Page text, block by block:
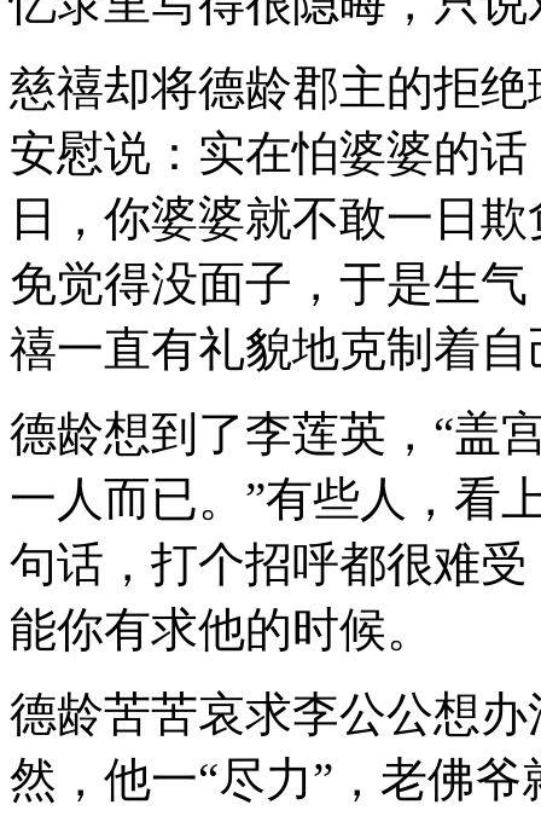
慈禧却将德龄郡主的拒
安慰说：实在怕婆婆的
日，你婆婆就不敢一日
免觉得没面子，于是生
禧一直有礼貌地克制着
德龄想到了李莲英，“盖
一人而已。”有些人，看
句话，打个招呼都很难
能你有求他的时候。
德龄苦苦哀求李公公想
然，他一“尽力”，老佛